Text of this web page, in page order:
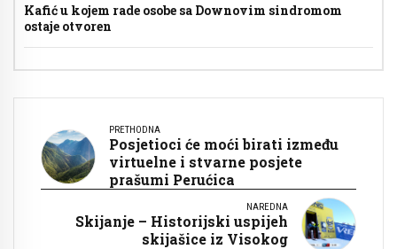
Kafić u kojem rade osobe sa Downovim sindromom
ostaje otvoren
PRETHODNA
Posjetioci će moći birati između
virtuelne i stvarne posjete
prašumi Perućica
NAREDNA
Skijanje – Historijski uspijeh
skijašice iz Visokog